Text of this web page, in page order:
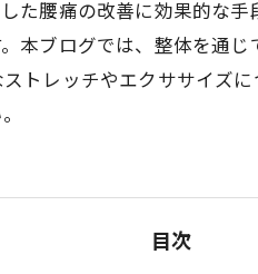
た腰痛の改善に効果的な
本ブログでは、整体を通
トレッチやエクササイズ
目次